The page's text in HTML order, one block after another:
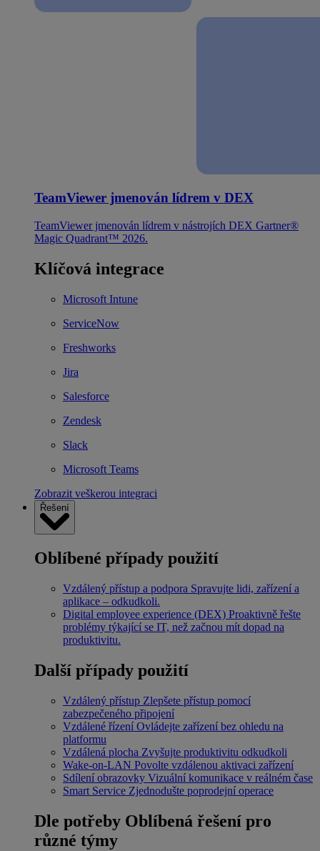
TeamViewer jmenován lídrem v DEX
TeamViewer jmenován lídrem v nástrojích DEX Gartner®
Magic Quadrant™ 2026.
Klíčová integrace
Microsoft Intune
ServiceNow
Freshworks
Jira
Salesforce
Zendesk
Slack
Microsoft Teams
Zobrazit veškerou integraci
Řešení
Oblíbené případy použití
Vzdálený přístup a podpora Spravujte lidi, zařízení a
aplikace – odkudkoli.
Digital employee experience (DEX) Proaktivně řešte
problémy týkající se IT, než začnou mít dopad na
produktivitu.
Další případy použití
Vzdálený přístup Zlepšete přístup pomocí
zabezpečeného připojení
Vzdálené řízení Ovládejte zařízení bez ohledu na
platformu
Vzdálená plocha Zvyšujte produktivitu odkudkoli
Wake-on-LAN Povolte vzdálenou aktivaci zařízení
Sdílení obrazovky Vizuální komunikace v reálném čase
Smart Service Zjednodušte poprodejní operace
Dle potřeby Oblíbená řešení pro
různé týmy